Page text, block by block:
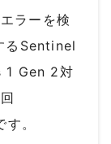
ラーを検
るSentinel
1 Gen 2対
。